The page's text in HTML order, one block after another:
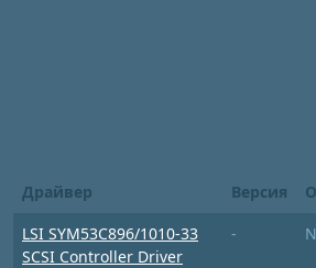
Драйвер Версия
LSI SYM53C896/1010-33
SCSI Controller Driver
-